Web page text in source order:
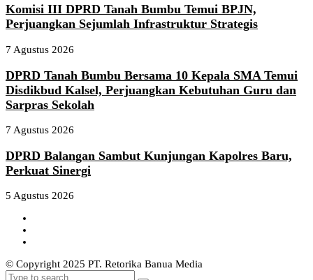
Komisi III DPRD Tanah Bumbu Temui BPJN,
Perjuangkan Sejumlah Infrastruktur Strategis
7 Agustus 2026
DPRD Tanah Bumbu Bersama 10 Kepala SMA Temui
Disdikbud Kalsel, Perjuangkan Kebutuhan Guru dan
Sarpras Sekolah
7 Agustus 2026
DPRD Balangan Sambut Kunjungan Kapolres Baru,
Perkuat Sinergi
5 Agustus 2026
© Copyright 2025 PT. Retorika Banua Media